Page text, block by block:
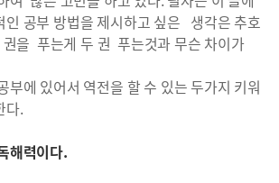
인 공부 방법을 제시하고 싶은 생각은 추호
을 푸는게 두 권 푸는것과 무슨 차이가
부에 있어서 역전을 할 수 있는 두가지 키워
다.
해력이다.